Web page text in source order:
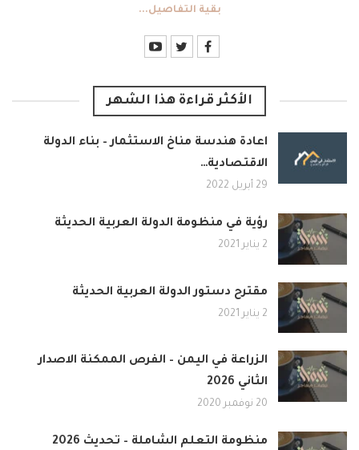
بقية التفاصيل...
الأكثر قراءة هذا الشهر
اعادة هندسة مناخ الاستثمار – بناء الدولة
الاقتصادية…
29 أبريل 2022
رؤية في منظومة الدولة العربية الحديثة
2 يناير 2021
مقترح دستور الدولة العربية الحديثة
2 يناير 2021
الزراعة في اليمن – الفرص الممكنة الاصدار
الثاني 2026
20 نوفمبر 2020
منظومة التعلم الشاملة – تحديث 2026